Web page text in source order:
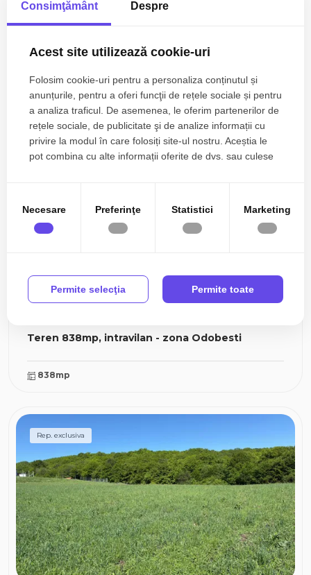
Teren intravilan, 2000 mp, Valea Chintaului
2000mp
Teren 838mp, intravilan - zona Odobesti
838mp
Rep. exclusiva
Consimţământ Despre
Acest site utilizează cookie-uri
Folosim cookie-uri pentru a personaliza conținutul și
anunțurile, pentru a oferi funcţii de rețele sociale și pentru
a analiza traficul. De asemenea, le oferim partenerilor de
rețele sociale, de publicitate şi de analize informații cu
privire la modul în care folosiți site-ul nostru. Aceștia le
pot combina cu alte informații oferite de dvs. sau culese
Necesare Preferinţe Statistici Marketing
Permite selecţia Permite toate